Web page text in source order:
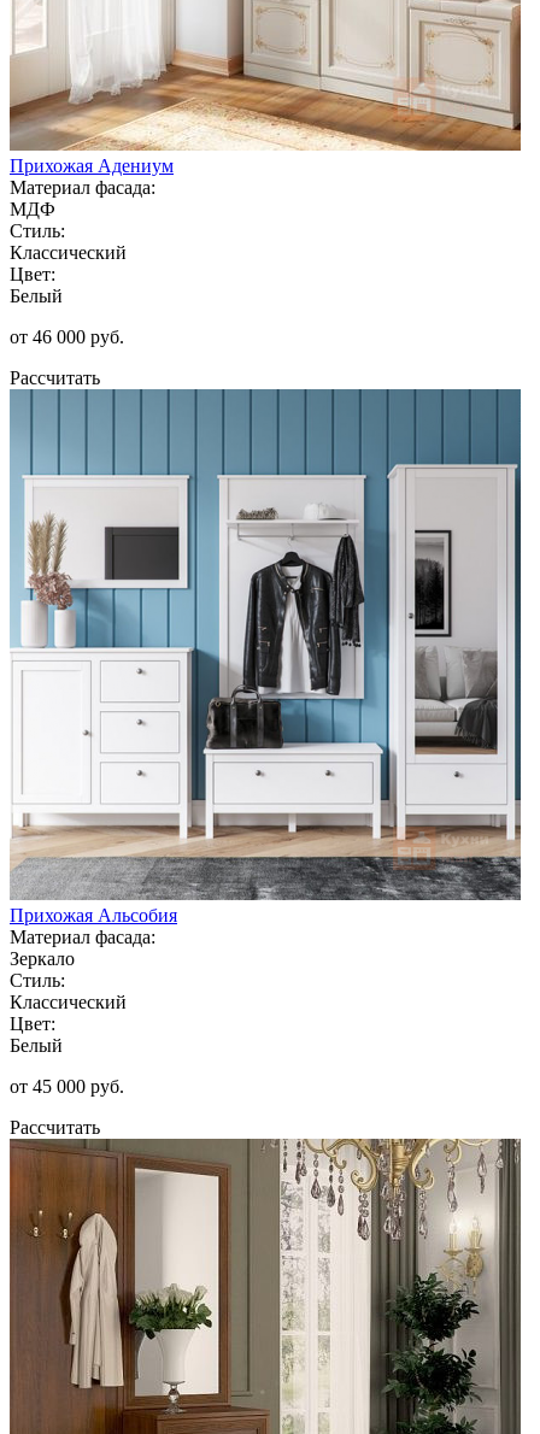
Прихожая Адениум
Материал фасада:
МДФ
Стиль:
Классический
Цвет:
Белый
от 46 000 руб.
Рассчитать
Прихожая Альсобия
Материал фасада:
Зеркало
Стиль:
Классический
Цвет:
Белый
от 45 000 руб.
Рассчитать